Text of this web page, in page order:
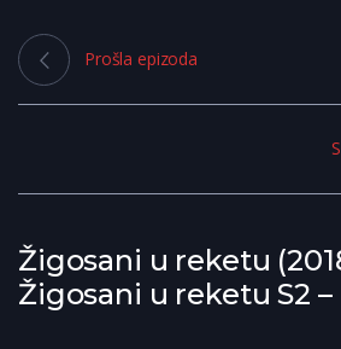
Žigosani u reketu
Žigosani u reketu S2 –
Prošla epizoda